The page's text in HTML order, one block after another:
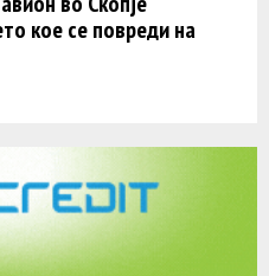
кое се повреди на